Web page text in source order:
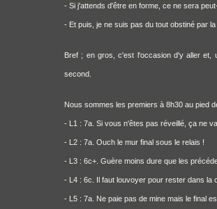
- Si j'attends d'être en forme, ce ne sera
- Et puis, je ne suis pas du tout obstiné par
Bref ; en gros, c'est l'occasion d'y aller et,
second.
Nous sommes les premiers à 8h30 au pied
- L1 : 7a. Si vous n'êtes pas réveillé, ça ne
- L2 : 7a. Ouch le mur final sous le relais !
- L3 : 6c+. Guère moins dure que les
- L4 : 6c. Il faut louvoyer pour rester dans la
- L5 : 7a. Ne paie pas de mine mais le final